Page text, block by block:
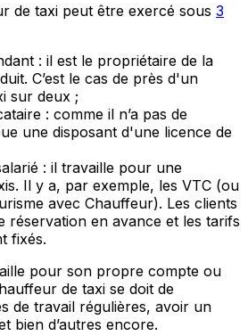
de taxi peut être exercé sous 3
: il est le propriétaire de la
C’est le cas de près d'un
sur deux ;
: comme il n’a pas de
une disposant d'une licence de
: il travaille pour une
Il y a, par exemple, les VTC (ou
avec Chauffeur). Les clients
réservation en avance et les tarifs
fixés.
pour son propre compte ou
de taxi se doit de
de travail régulières, avoir un
bien d’autres encore.